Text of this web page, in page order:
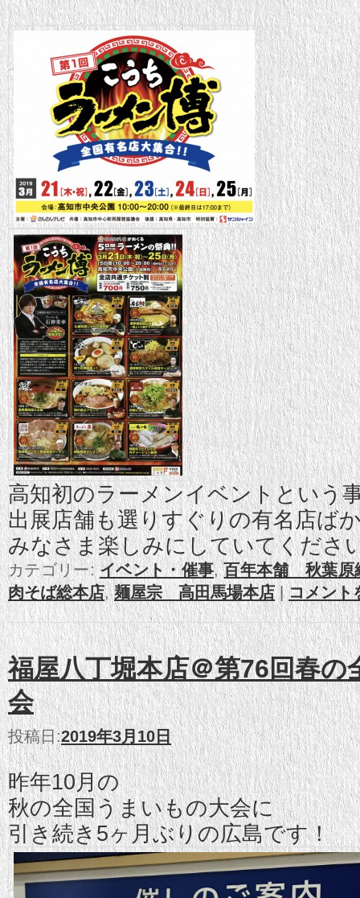
高知初のラーメンイベントという
出展店舗も選りすぐりの有名店ば
みなさま楽しみにしていてくださ
カテゴリー: イベント・催事,百年本舗 秋葉原
肉そば総本店,麺屋宗 高田馬場本店 |コメント
福屋八丁堀本店＠第76回春の
会
投稿日:2019年3月10日
昨年10月の
秋の全国うまいもの大会に
引き続き5ヶ月ぶりの広島です！